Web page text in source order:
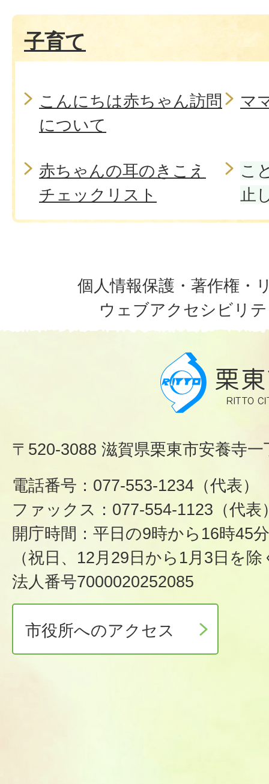
子育て
こんにちは赤ちゃん訪問
について
マ
赤ちゃんの耳のきこえ
チェックリスト
こ
止
個人情報保護・著作権・
ウェブアクセシビリ
〒520-3088 滋賀県栗東市安養寺
電話番号：077-553-1234（代表）
ファックス：077-554-1123（代表
開庁時間：平日の9時から16時45分
（祝日、12月29日から1月3日を除
法人番号7000020252085
市役所へのアクセス